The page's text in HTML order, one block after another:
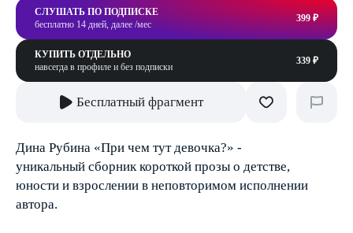
СЛУШАТЬ ПО ПОДПИСКЕ
бесплатно 14 дней, далее /мес
399 ₽
КУПИТЬ ОТДЕЛЬНО
навсегда в профиле и без подписки
339 ₽
Бесплатный фрагмент
Дина Рубина «При чем тут девочка?» -
уникальный сборник короткой прозы о детстве,
юности и взрослении в неповторимом исполнении
автора.